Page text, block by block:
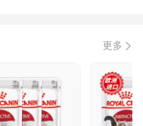
更多